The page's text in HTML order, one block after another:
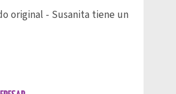
original - Susanita tiene un